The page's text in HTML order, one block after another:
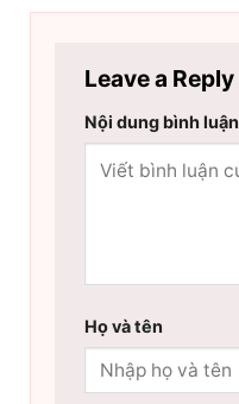
Leave a Reply
Nội dung bình luận
Họ và tên